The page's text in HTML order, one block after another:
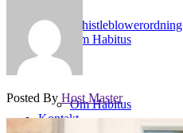
Om Habitus
Kontakt
Whistleblowerordning
Om Habitus
Posted By Host Master